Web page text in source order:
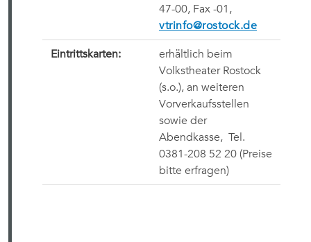
47-00, Fax -01,
vtrinfo@rostock.de
Eintrittskarten:
erhältlich beim
Volkstheater Rostock
(s.o.), an weiteren
Vorverkaufsstellen
sowie der
Abendkasse, Tel.
0381-208 52 20 (Preise
bitte erfragen)